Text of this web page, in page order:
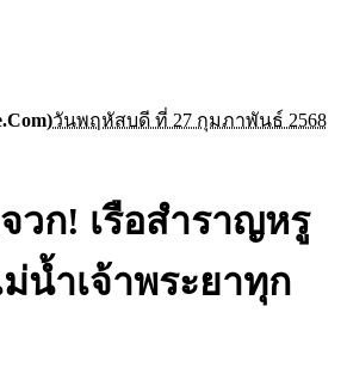
วันพฤหัสบดี ที่ 27 กุมภาพันธ์ 2568
วก! เรือสำราญหรู
น้ำเจ้าพระยาทุก